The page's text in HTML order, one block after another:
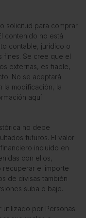
solicitud para comprar
contenido no está
contable, jurídico o
fines. Se cree que el
externas, es fiable,
No se aceptará
la modificación, la
aquí
no debe
futuros. El valor
incluido en
con ellos,
recuperar el importe
de divisas también
suba o baje.
utilizado por Personas